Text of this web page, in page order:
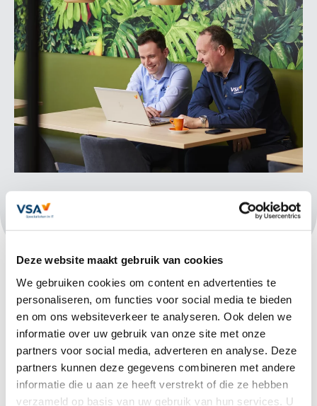
Deze website maakt gebruik van cookies
We gebruiken cookies om content en advertenties te
personaliseren, om functies voor social media te bieden
en om ons websiteverkeer te analyseren. Ook delen we
informatie over uw gebruik van onze site met onze
partners voor social media, adverteren en analyse. Deze
partners kunnen deze gegevens combineren met andere
informatie die u aan ze heeft verstrekt of die ze hebben
verzameld op basis van uw gebruik van hun services. U
Toch geklikt? Handel snel!
Heb je per ongeluk op een verdachte link geklikt? Sluit
de website direct en voer geen gegevens in. Meld het bij
het securityteam van VSA zodat verdere schade